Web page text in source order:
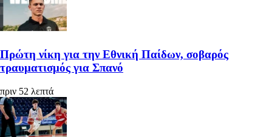
Πρώτη νίκη για την Εθνική Παίδων, σοβαρός
τραυματισμός για Σπανό
πριν 52 λεπτά